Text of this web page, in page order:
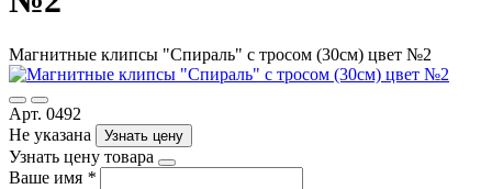
Магнитные клипсы "Спираль" с тросом (30см) цвет №2
Арт. 0492
Не указана
Узнать цену
Узнать цену товара
Ваше имя *